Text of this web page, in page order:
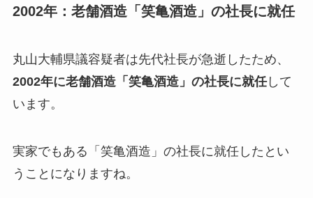
2002年：老舗酒造「笑亀酒造」の社長に就任
丸山大輔県議容疑者は先代社長が急逝したため、
2002年に老舗酒造「笑亀酒造」の社長に就任して
います。
実家でもある「笑亀酒造」の社長に就任したとい
うことになりますね。